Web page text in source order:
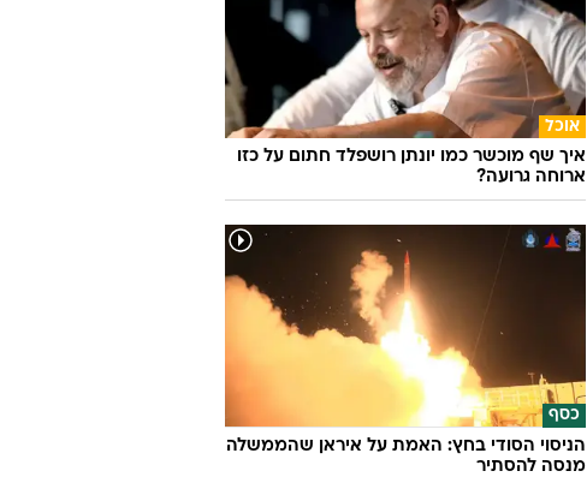
אוכל
איך שף מוכשר כמו יונתן רושפלד חתום על כזו
ארוחה גרועה?
כסף
הניסוי הסודי בחץ: האמת על איראן שהממשלה
מנסה להסתיר